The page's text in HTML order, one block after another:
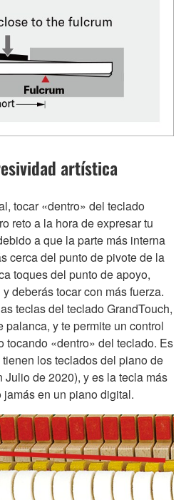
artística
tocar «dentro» del teclado
reto a la hora de expresar tu
a que la parte más interna
cerca del punto de pivote de la
toques del punto de apoyo,
deberás tocar con más fuerza.
teclas del teclado GrandTouch,
palanca, y te permite un control
tocando «dentro» del teclado. Es
los teclados del piano de
de 2020), y es la tecla más
en un piano digital.